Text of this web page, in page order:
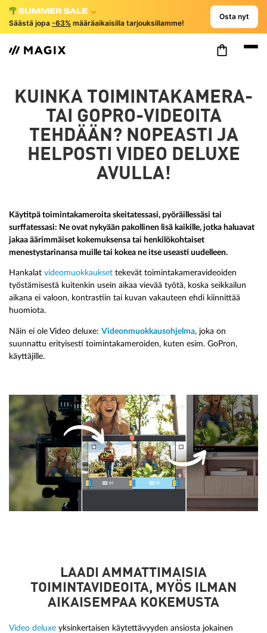
Säästä jopa -63% määräaikaisilla tarjouksillamme!
Osta nyt
KUINKA TOIMINTAKAMERA-
TAI GOPRO-VIDEOITA
TEHDÄÄN? NOPEASTI JA
HELPOSTI VIDEO DELUXE
AVULLA!
Käytitpä toimintakameroita skeitatessasi, pyöräillessäsi tai
surffatessasi: Ne ovat nykyään pakollinen lisä kaikille, jotka haluavat
jakaa äärimmäiset kokemuksensa tai henkilökohtaiset
menestystarinansa muille tai kokea ne itse useasti uudelleen.
Hankalat videomuokkaukset tekevät toimintakameravideoiden
työstämisestä kuitenkin usein aikaa vievää työtä, koska seikkailun
aikana ei valoon, kontrastiin tai kuvan vakauteen ehdi kiinnittää
huomiota.
Näin ei ole Video deluxe: Videonmuokkausohjelma, joka on
suunnattu erityisesti toimintakameroiden, kuten esim. GoPron,
käyttäjille.
LAADI AMMATTIMAISIA
TOIMINTAVIDEOITA, MYÖS ILMAN
AIKAISEMPAA KOKEMUSTA
Video deluxe yksinkertaisen käytettävyyden ansiosta jokainen